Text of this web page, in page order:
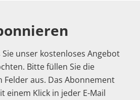
Sie unser kostenloses Angebot
Bitte füllen Sie die
aus. Das Abonnement
einem Klick in jeder E-Mail